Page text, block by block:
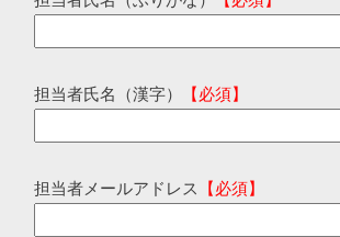
担当者氏名（漢字） 【必須】
担当者メールアドレス 【必須】